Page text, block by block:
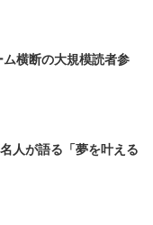
横断の大規模読者参
人が語る「夢を叶える